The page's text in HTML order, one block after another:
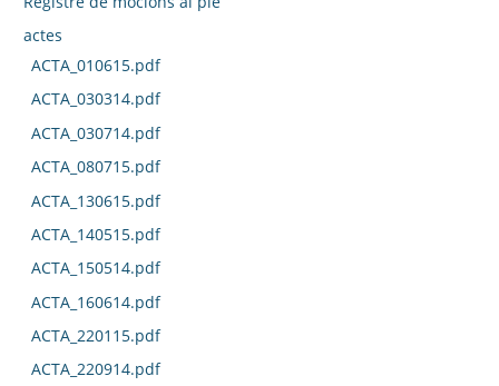
actes
ACTA_010615.pdf
ACTA_030314.pdf
ACTA_030714.pdf
ACTA_080715.pdf
ACTA_130615.pdf
ACTA_140515.pdf
ACTA_150514.pdf
ACTA_160614.pdf
ACTA_220115.pdf
ACTA_220914.pdf